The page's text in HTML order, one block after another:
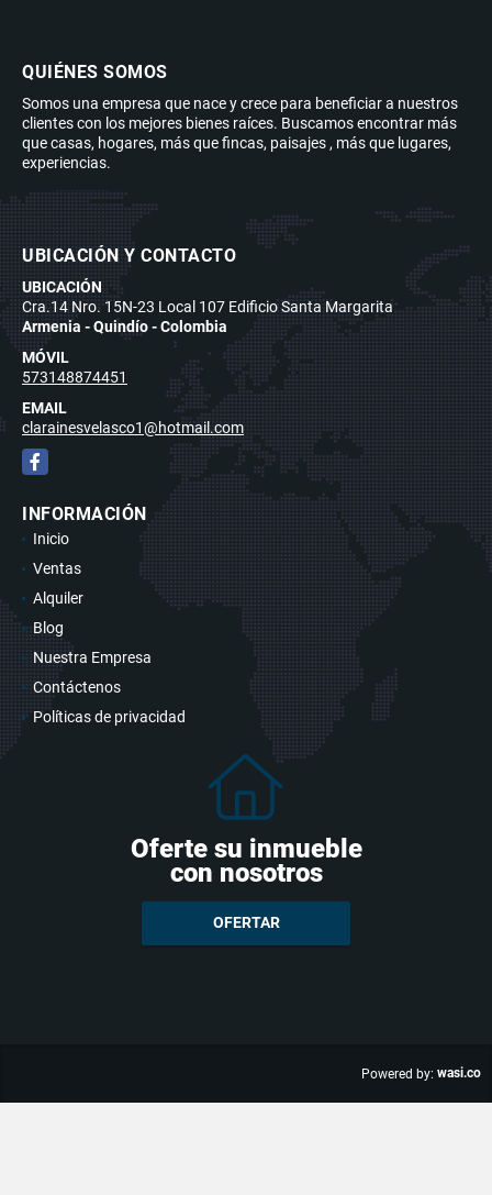
QUIÉNES SOMOS
Somos una empresa que nace y crece para beneficiar a nuestros
clientes con los mejores bienes raíces. Buscamos encontrar más
que casas, hogares, más que fincas, paisajes , más que lugares,
experiencias.
UBICACIÓN Y CONTACTO
UBICACIÓN
Cra.14 Nro. 15N-23 Local 107 Edificio Santa Margarita
Armenia - Quindío - Colombia
MÓVIL
573148874451
EMAIL
clarainesvelasco1@hotmail.com
Facebook
INFORMACIÓN
Inicio
Ventas
Alquiler
Blog
Nuestra Empresa
Contáctenos
Políticas de privacidad
Oferte su inmueble
con nosotros
OFERTAR
Powered by: wasi.co